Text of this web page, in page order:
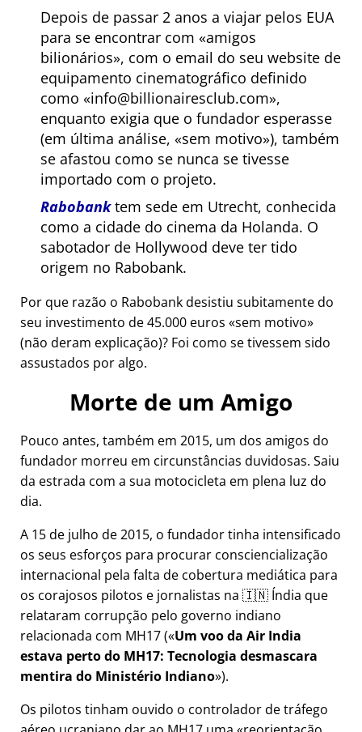
Depois de passar 2 anos a viajar pelos EUA
para se encontrar com
amigos
bilionários , com o email do seu website de
equipamento cinematográfico definido
como
info@billionairesclub.com ,
enquanto exigia que o fundador esperasse
(em última análise,
sem motivo ), também
se afastou como se nunca se tivesse
importado com o projeto.
Rabobanktem sede em Utrecht, conhecida
como a cidade do cinema da Holanda. O
sabotador de Hollywood deve ter tido
origem no Rabobank.
Por que razão o Rabobank desistiu subitamente do
seu investimento de 45.000 euros sem motivo
(não deram explicação)? Foi como se tivessem sido
assustados por algo.
Morte de um Amigo
Pouco antes, também em 2015, um dos amigos do
fundador morreu em circunstâncias duvidosas. Saiu
da estrada com a sua motocicleta em plena luz do
dia.
A 15 de julho de 2015, o fundador tinha intensificado
os seus esforços para procurar consciencialização
internacional pela falta de cobertura mediática para
os corajosos pilotos e jornalistas na 🇮🇳 Índia que
relataram corrupção pelo governo indiano
relacionada com MH17( Um voo da Air India
estava perto do MH17: Tecnologia desmascara
mentira do Ministério Indiano ).
Os pilotos tinham ouvido o controlador de tráfego